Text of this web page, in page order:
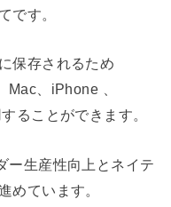
です。
保存されるため
、iPhone 、
ることができます。
ー生産性向上 とネイテ
めています。